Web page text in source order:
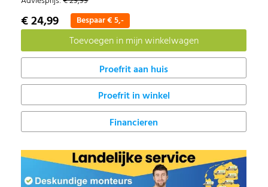
€ 24,99 Bespaar € 5,-
Proefrit in winkel
Financieren